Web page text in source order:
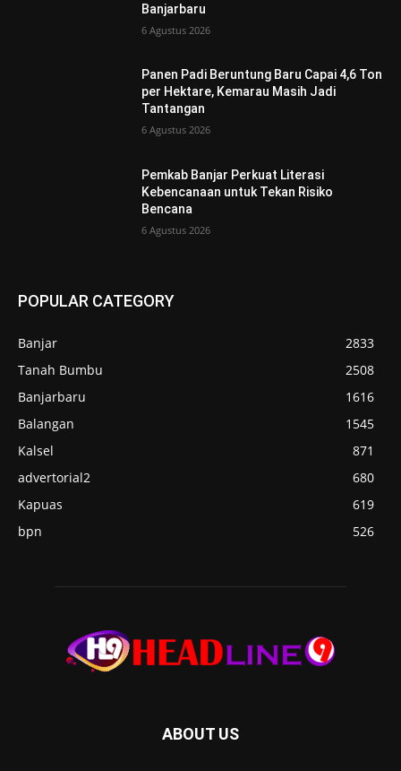
Banjarbaru
6 Agustus 2026
Panen Padi Beruntung Baru Capai 4,6 Ton
per Hektare, Kemarau Masih Jadi
Tantangan
6 Agustus 2026
Pemkab Banjar Perkuat Literasi
Kebencanaan untuk Tekan Risiko
Bencana
6 Agustus 2026
POPULAR CATEGORY
Banjar
2833
Tanah Bumbu
2508
Banjarbaru
1616
Balangan
1545
Kalsel
871
advertorial2
680
Kapuas
619
bpn
526
ABOUT US